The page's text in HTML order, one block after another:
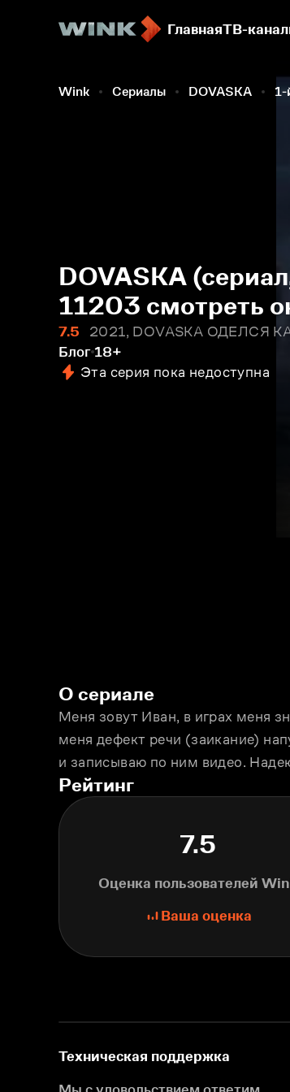
ГлавнаяТВ-
Wink Сериалы DOVASKA 1-
DOVASKA
11203 смотреть
7.5
2021, DOVASKA ОДЕЛСЯ
Блог 18+
Эта серия пока недоступна
О сериале
Меня зовут Иван, в играх меня
меня дефект речи (заикание)
и записываю по ним видео.
Рейтинг
7.5
Оценка пользователей
Ваша оценка
Техническая поддержка